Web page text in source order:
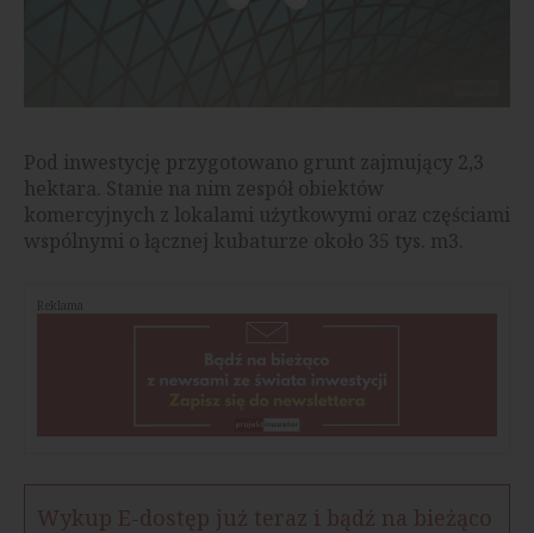
Pod inwestycję przygotowano grunt zajmujący 2,3
hektara. Stanie na nim zespół obiektów
komercyjnych z lokalami użytkowymi oraz częściami
wspólnymi o łącznej kubaturze około 35 tys. m3.
Reklama
Wykup E-dostęp już teraz i bądź na bieżąco